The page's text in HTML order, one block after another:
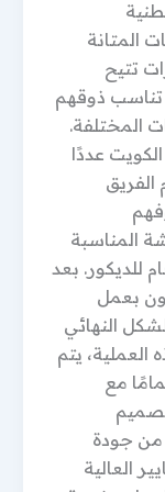
المتانة
تتيح
تناسب ذوقهم
المختلفة.
عددًا
الفريق
المناسبة
للديكور. بعد
بعمل
النهائي
يتم
مع
من جودة
العالية